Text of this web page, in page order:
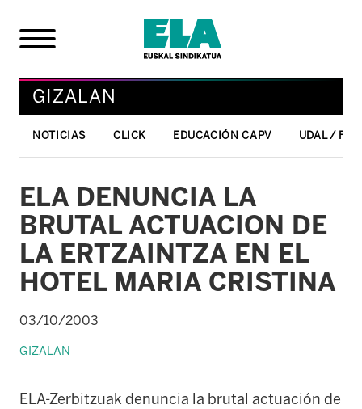
GIZALAN
NOTICIAS CLICK EDUCACIÓN CAPV UDAL /
ELA DENUNCIA LA
BRUTAL ACTUACION DE
LA ERTZAINTZA EN EL
HOTEL MARIA CRISTINA
03/10/2003
GIZALAN
ELA-Zerbitzuak denuncia la brutal actuación de